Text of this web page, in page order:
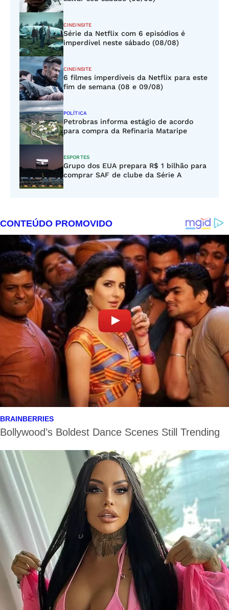
CINEINSITE
Série da Netflix com 6 episódios é
imperdível neste sábado (08/08)
CINEINSITE
6 filmes imperdíveis da Netflix para este
fim de semana (08 e 09/08)
POLÍTICA
Petrobras informa estágio de acordo
para compra da Refinaria Mataripe
ESPORTES
Grupo dos EUA prepara R$ 1 bilhão para
comprar SAF de clube da Série A